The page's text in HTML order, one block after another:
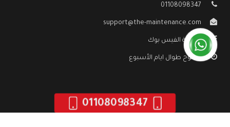
01108098347
support@the-maintenance.com
صفحة الفيس بوك
مفتوح طوال ايام الأسبوع
01108098347